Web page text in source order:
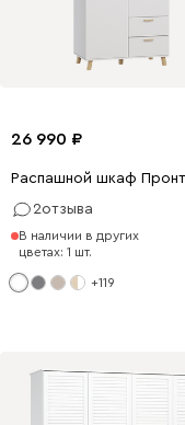
26 990
Распашной шкаф
2отзыва
В наличии в других
цветах: 1 шт.
+119